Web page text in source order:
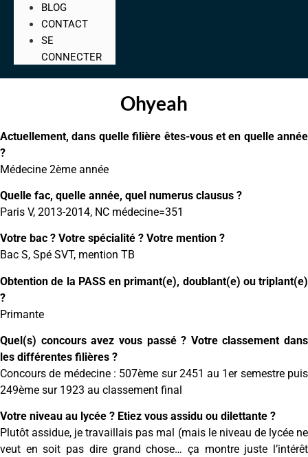
BLOG
CONTACT
SE
CONNECTER
Ohyeah
Actuellement, dans quelle filière êtes-vous et en quelle année
?
Médecine 2ème année
Quelle fac, quelle année, quel numerus clausus ?
Paris V, 2013-2014, NC médecine=351
Votre bac ? Votre spécialité ? Votre mention ?
Bac S, Spé SVT, mention TB
Obtention de la PASS en primant(e), doublant(e) ou triplant(e)
?
Primante
Quel(s) concours avez vous passé ? Votre classement dans
les différentes filières ?
Concours de médecine : 507ème sur 2451 au 1er semestre puis
249ème sur 1923 au classement final
Votre niveau au lycée ? Etiez vous assidu ou dilettante ?
Plutôt assidue, je travaillais pas mal (mais le niveau de lycée ne
veut en soit pas dire grand chose… ça montre juste l’intérêt